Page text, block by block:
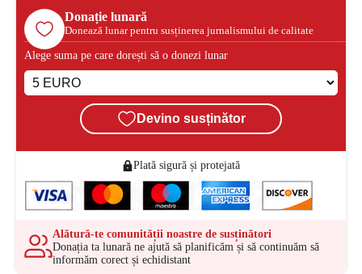
Donație lunară
Donează lunar pentru susținerea jurnalismului de calitate
Alege suma pe care dorești să o donezi lunar
Devino susținător
Plată sigură și protejată
Alătură-te comunității noastre de susținători
Donația ta lunară ne ajută să planificăm și să continuăm să
informăm corect și echidistant